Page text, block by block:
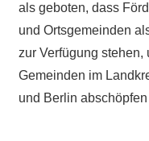
als geboten, dass
und Ortsgemeinden
zur Verfügung
Gemeinden im
und Berlin